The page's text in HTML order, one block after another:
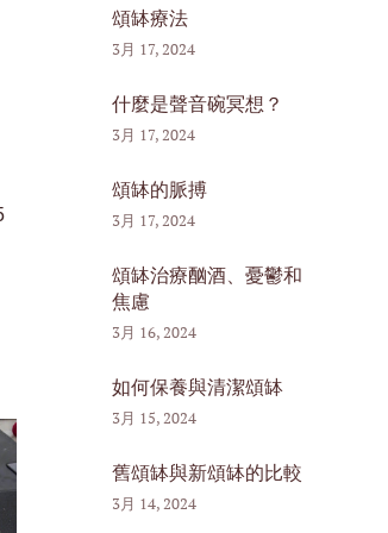
頌缽療法
3月 17, 2024
什麼是聲音碗冥想？
3月 17, 2024
頌缽的脈搏
3月 17, 2024
頌缽治療酗酒、憂鬱和
焦慮
3月 16, 2024
如何保養與清潔頌缽
3月 15, 2024
舊頌缽與新頌缽的比較
3月 14, 2024